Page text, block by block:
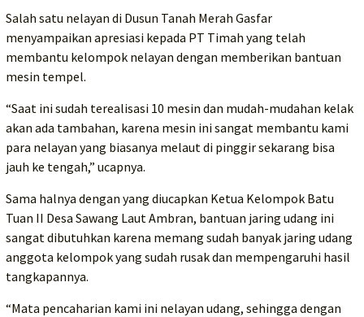
Salah satu nelayan di Dusun Tanah Merah Gasfar
menyampaikan apresiasi kepada PT Timah yang telah
membantu kelompok nelayan dengan memberikan bantuan
mesin tempel.
“Saat ini sudah terealisasi 10 mesin dan mudah-mudahan kelak
akan ada tambahan, karena mesin ini sangat membantu kami
para nelayan yang biasanya melaut di pinggir sekarang bisa
jauh ke tengah,” ucapnya.
Sama halnya dengan yang diucapkan Ketua Kelompok Batu
Tuan II Desa Sawang Laut Ambran, bantuan jaring udang ini
sangat dibutuhkan karena memang sudah banyak jaring udang
anggota kelompok yang sudah rusak dan mempengaruhi hasil
tangkapannya.
“Mata pencaharian kami ini nelayan udang, sehingga dengan